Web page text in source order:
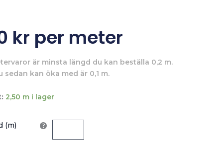
kr per meter
är minsta längd du kan beställa 0,2 m.
sedan kan öka med är 0,1 m.
2,50 m i lager
(m)